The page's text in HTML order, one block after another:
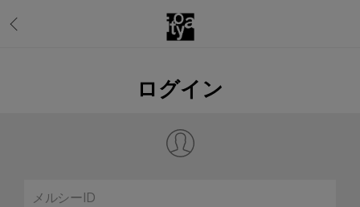
ログイン
メルシーID